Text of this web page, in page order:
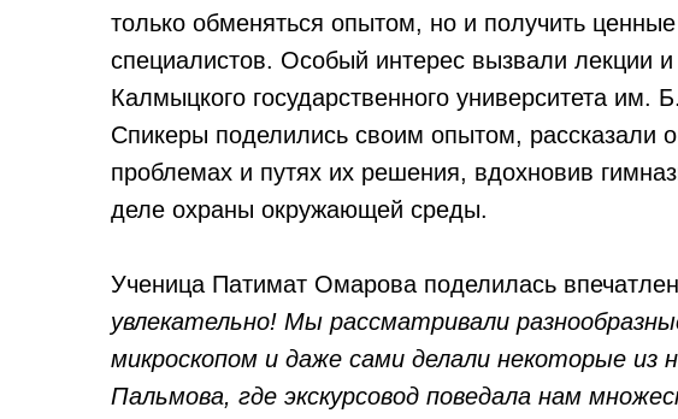
только обменяться опытом, но и получить
специалистов. Особый интерес вызвали лекции
Калмыцкого государственного университета им.
Спикеры поделились своим опытом, рассказали
проблемах и путях их решения, вдохновив
деле охраны окружающей среды.
Ученица Патимат Омарова поделилась
увлекательно! Мы рассматривали
микроскопом и даже сами делали некоторые из
Пальмова, где экскурсовод поведала нам